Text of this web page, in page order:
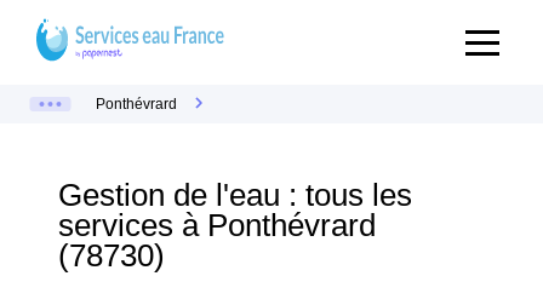
Ponthévrard
Gestion de l'eau : tous les
services à Ponthévrard
(78730)